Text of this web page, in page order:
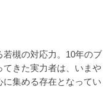
槻の対応力。10年のブ
きた実力者は、いまや
集める存在となってい